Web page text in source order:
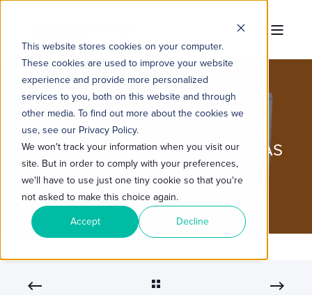
This website stores cookies on your computer.
These cookies are used to improve your website
experience and provide more personalized
services to you, both on this website and through
other media. To find out more about the cookies we
use, see our Privacy Policy.
We won't track your information when you visit our
site. But in order to comply with your preferences,
we'll have to use just one tiny cookie so that you're
not asked to make this choice again.
Accept Decline
IMPORTÂNCIA DE ESPECIALISTAS
NA CONSULTORIA HUBSPOT